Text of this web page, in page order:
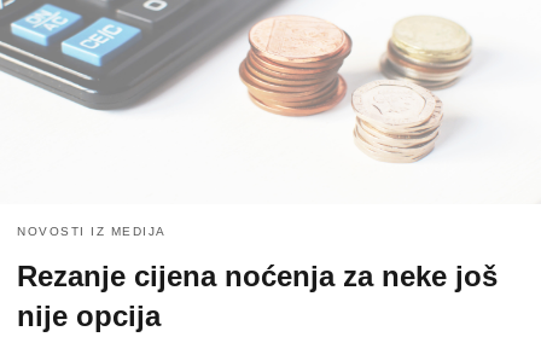
NOVOSTI IZ MEDIJA
Rezanje cijena noćenja za neke još
nije opcija